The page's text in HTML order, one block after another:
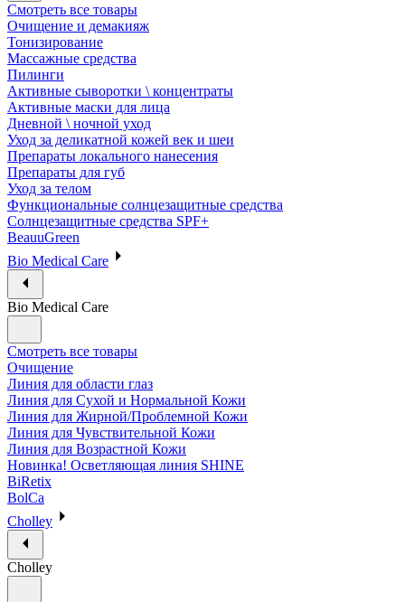
Смотреть все товары
Очищение и демакияж
Тонизирование
Массажные средства
Пилинги
Активные сыворотки \ концентраты
Активные маски для лица
Дневной \ ночной уход
Уход за деликатной кожей век и шеи
Препараты локального нанесения
Препараты для губ
Уход за телом
Функциональные солнцезащитные средства
Солнцезащитные средства SPF+
BeauuGreen
Bio Medical Care
Bio Medical Care
Смотреть все товары
Очищение
Линия для области глаз
Линия для Сухой и Нормальной Кожи
Линия для Жирной/Проблемной Кожи
Линия для Чувствительной Кожи
Линия для Возрастной Кожи
Новинка! Осветляющая линия SHINE
BiRetix
BolCa
Cholley
Cholley